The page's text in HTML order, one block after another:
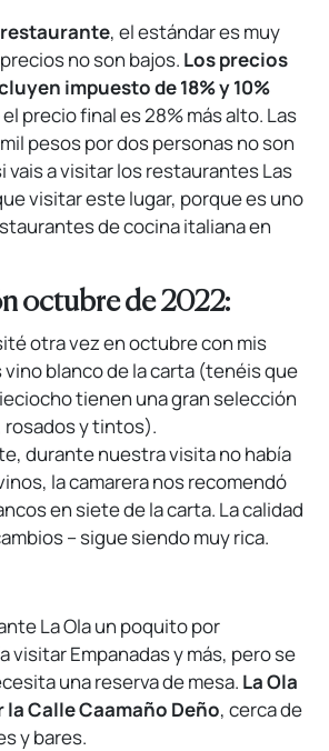
, el estándar es muy
no son bajos. Los precios
impuesto de 18% y 10%
precio final es 28% más alto. Las
pesos por dos personas no son
vais a visitar los restaurantes Las
visitar este lugar, porque es uno
de cocina italiana en
octubre de 2022:
otra vez en octubre con mis
vino blanco de la carta (tenéis que
tienen una gran selección
rosados y tintos).
durante nuestra visita no había
la camarera nos recomendó
en siete de la carta. La calidad
– sigue siendo muy rica.
La Ola un poquito por
visitar Empanadas y más, pero se
una reserva de mesa. La Ola
Calle Caamaño Deño, cerca de
y bares.